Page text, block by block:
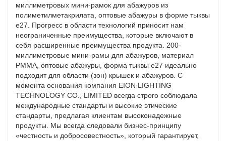
миллиметровых мини-рамок для абажуров из
полиметилметакрилата, оптовые абажуры в форме тыквы
e27. Прогресс в области технологий приносит нам
неограниченные преимущества, которые включают в
себя расширенные преимущества продукта. 200-
миллиметровые мини-рамы для абажуров, материал
PMMA, оптовые абажуры, форма тыквы e27 идеально
подходит для области (зон) крышек и абажуров. С
момента основания компания EION LIGHTING
TECHNOLOGY CO., LIMITED всегда строго соблюдала
международные стандарты и высокие этические
стандарты, предлагая клиентам высоконадежные
продукты. Мы всегда следовали бизнес-принципу
«честность и добросовестность», который гарантирует,